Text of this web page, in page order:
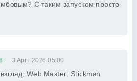
С таким запуском просто
3 April 2026 05:00
Web Master: Stickman